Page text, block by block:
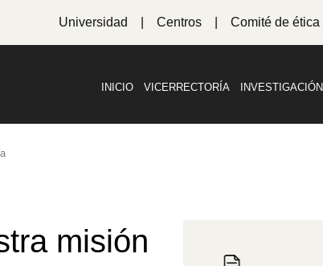
Universidad Centros Comité de ética
INICIO VICERRECTORÍA INVESTIGACIÓN
misión